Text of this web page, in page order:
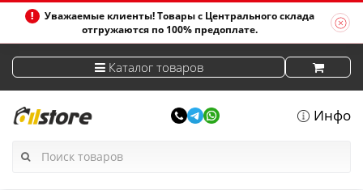
Уважаемые клиенты! Товары с Центрального склада
отгружаются по 100% предоплате.
Каталог товаров
Инфо